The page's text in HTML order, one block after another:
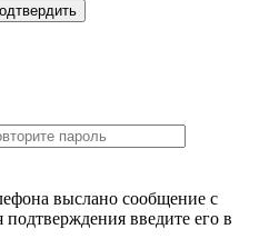
выслано сообщение с
введите его в